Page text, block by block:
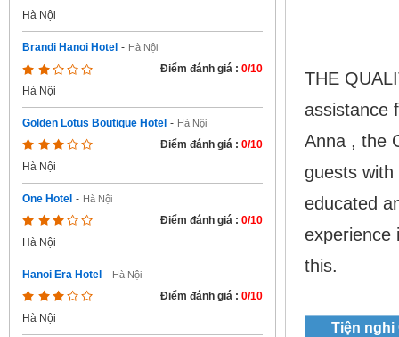
Hà Nội
Brandi Hanoi Hotel - Hà Nội
Điểm đánh giá : 0/10
Hà Nội
Golden Lotus Boutique Hotel - Hà Nội
Điểm đánh giá : 0/10
Hà Nội
One Hotel - Hà Nội
Điểm đánh giá : 0/10
Hà Nội
Hanoi Era Hotel - Hà Nội
Điểm đánh giá : 0/10
Hà Nội
THE
assistance
Anna , the
guests with
educated
experience
this.
Tiện nghi